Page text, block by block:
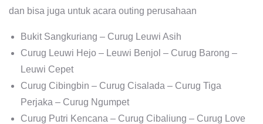
dan bisa juga untuk acara outing perusahaan
Bukit Sangkuriang – Curug Leuwi Asih
Curug Leuwi Hejo – Leuwi Benjol – Curug Barong –
Leuwi Cepet
Curug Cibingbin – Curug Cisalada – Curug Tiga
Perjaka – Curug Ngumpet
Curug Putri Kencana – Curug Cibaliung – Curug Love